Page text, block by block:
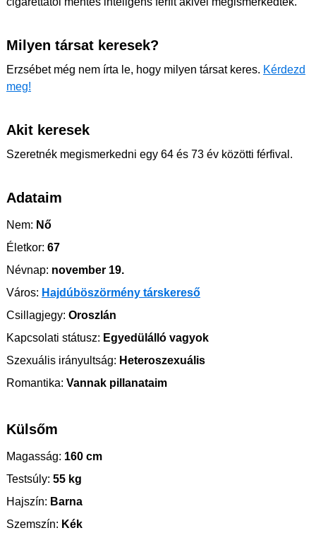
Milyen társat keresek?
Erzsébet még nem írta le, hogy milyen társat keres. Kérdezd
meg!
Akit keresek
Szeretnék megismerkedni egy 64 és 73 év közötti férfival.
Adataim
Nem: Nő
Életkor: 67
Névnap: november 19.
Város: Hajdúböszörmény társkereső
Csillagjegy: Oroszlán
Kapcsolati státusz: Egyedülálló vagyok
Szexuális irányultság: Heteroszexuális
Romantika: Vannak pillanataim
Külsőm
Magasság: 160 cm
Testsúly: 55 kg
Hajszín: Barna
Szemszín: Kék